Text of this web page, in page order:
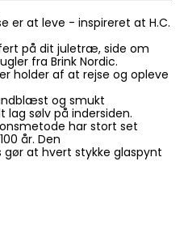
er at leve - inspireret at H.C.
på dit juletræ, side om
fra Brink Nordic.
holder af at rejse og opleve
og smukt
sølv på indersiden.
har stort set
år. Den
at hvert stykke glaspynt